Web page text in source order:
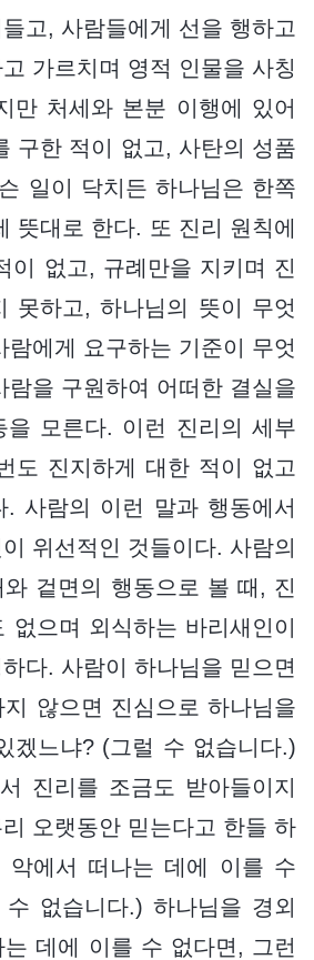
고, 사람들에게 선을 행하고
가르치며 영적 인물을 사칭
만 처세와 본분 이행에 있어
구한 적이 없고, 사탄의 성품
일이 닥치든 하나님은 한쪽
뜻대로 한다. 또 진리 원칙에
이 없고, 규례만을 지키며 진
못하고, 하나님의 뜻이 무엇
람에게 요구하는 기준이 무엇
람을 구원하여 어떠한 결실을
을 모른다. 이런 진리의 세부
도 진지하게 대한 적이 없고
. 사람의 이런 말과 행동에서
위선적인 것들이다. 사람의
겉면의 행동으로 볼 때, 진
없으며 외식하는 바리새인이
다. 사람이 하나님을 믿으면
않으면 진심으로 하나님을
겠느냐? (그럴 수 없습니다.)
진리를 조금도 받아들이지
오랫동안 믿는다고 한들 하
악에서 떠나는 데에 이를 수
없습니다.) 하나님을 경외
데에 이를 수 없다면, 그런